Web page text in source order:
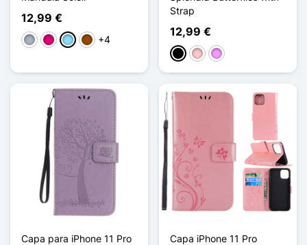
12,99 €
CinzentoMagentaAzul Claro
Castanho
+4
Strap
12,99 €
PretoRosaVioleta ligeira
Capa para iPhone 11 Pro
Capa iPhone 11 Pro